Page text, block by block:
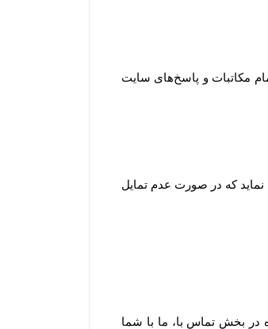
مکاتبات و پاسخ‌های سایت
که در صورت عدم تمایل
بخش تماس با، ما با شما